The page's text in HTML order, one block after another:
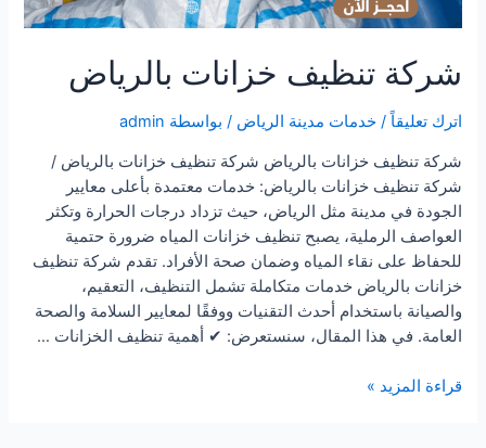
شركة تنظيف خزانات بالرياض
اترك تعليقاً /خدمات مدينة الرياض / بواسطة admin
شركة تنظيف خزانات بالرياض شركة تنظيف خزانات بالرياض /
شركة تنظيف خزانات بالرياض: خدمات معتمدة بأعلى معايير
الجودة في مدينة مثل الرياض، حيث تزداد درجات الحرارة وتكثر
العواصف الرملية، يصبح تنظيف خزانات المياه ضرورة حتمية
للحفاظ على نقاء المياه وضمان صحة الأفراد. تقدم شركة تنظيف
خزانات بالرياض خدمات متكاملة تشمل التنظيف، التعقيم،
والصيانة باستخدام أحدث التقنيات ووفقًا لمعايير السلامة والصحة
العامة. في هذا المقال، سنستعرض: ✔ أهمية تنظيف الخزانات …
شركة
قراءة المزيد »